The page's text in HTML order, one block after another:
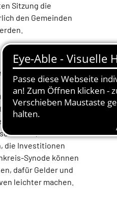
Sitzung die
den Gemeinden
Konzept vor,
2012 wurde das
gebe es ein
auf Null festsetze.
die noch zumeist
Krämer, weil so in
die Investitionen
Synode können
dafür Gelder und
leichter machen.